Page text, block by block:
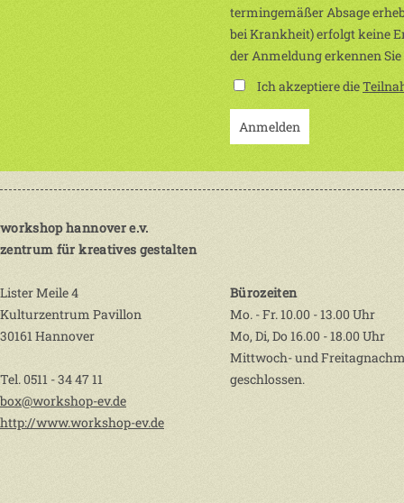
termingemäßer Absage
bei Krankheit) erfolgt keine
der Anmeldung erkennen
Ich akzeptiere die
Anmelden
workshop hannover e.v.
zentrum für kreatives gestalten
Lister Meile 4
Kulturzentrum Pavillon
30161 Hannover
Tel. 0511 - 34 47 11
box@workshop-ev.de
http://www.workshop-ev.de
Bürozeiten
Mo. - Fr. 10.00 - 13.00 Uhr
Mo, Di, Do 16.00 - 18.00 Uhr
Mittwoch- und
geschlossen.